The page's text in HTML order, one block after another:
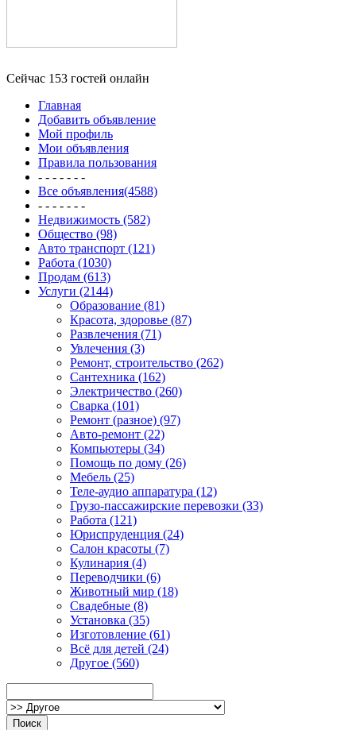
Сейчас 153 гостей онлайн
Главная
Добавить объявление
Мой профиль
Мои объявления
Правила пользования
- - - - - - -
Все объявления(4588)
- - - - - - -
Недвижимость (582)
Общество (98)
Авто транспорт (121)
Работа (1030)
Продам (613)
Услуги (2144)
Образование (81)
Красота, здоровье (87)
Развлечения (71)
Увлечения (3)
Ремонт, строительство (262)
Сантехника (162)
Электричество (260)
Сварка (101)
Ремонт (разное) (97)
Авто-ремонт (22)
Компьютеры (34)
Помощь по дому (26)
Мебель (25)
Теле-аудио аппаратура (12)
Грузо-пассажирские перевозки (33)
Работа (121)
Юриспруденция (24)
Салон красоты (7)
Кулинария (4)
Переводчики (6)
Животный мир (18)
Свадебные (8)
Установка (35)
Изготовление (61)
Всё для детей (24)
Другое (560)